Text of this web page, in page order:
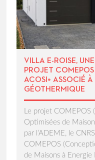
VILLA E-ROISE,
PROJET
ACOSI+ ASSOCIÉ
GÉOTHERMIQUE
Le projet COMEPOS
Optimisées de
par l’ADEME, le
COMEPOS
de Maisons à